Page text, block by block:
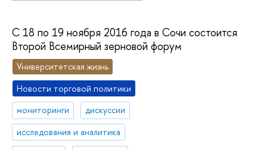
С 18 по 19 ноября 2016 года в Сочи состоится
Второй Всемирный зерновой форум
Университетская жизнь
Новости торговой политики
мониторинги
дискуссии
исследования и аналитика